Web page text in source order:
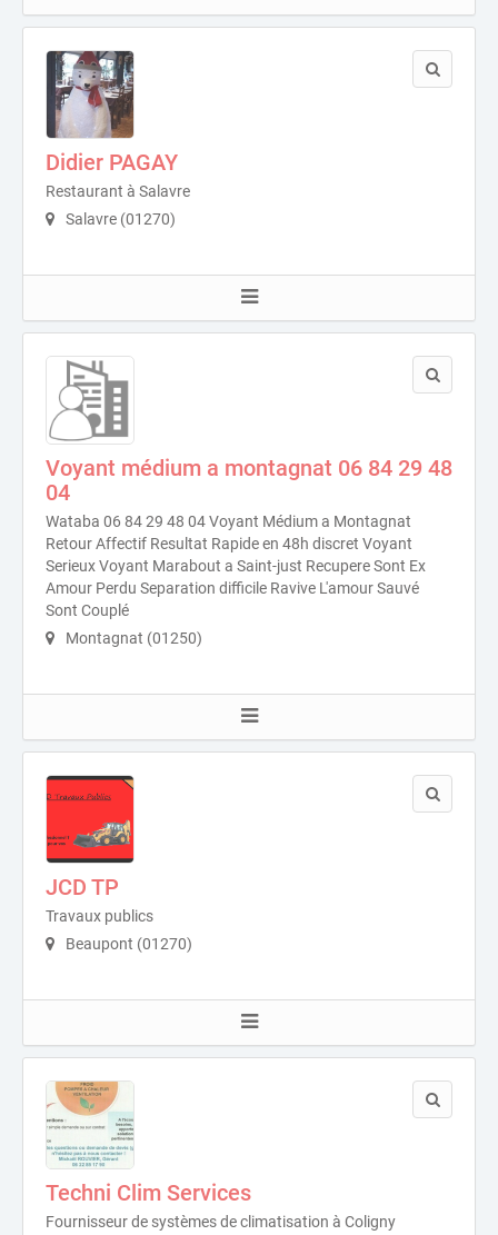
Didier PAGAY
Restaurant à Salavre
Salavre (01270)
Voyant médium a montagnat 06 84 29 48
04
Wataba 06 84 29 48 04 Voyant Médium a Montagnat
Retour Affectif Resultat Rapide en 48h discret Voyant
Serieux Voyant Marabout a Saint-just Recupere Sont Ex
Amour Perdu Separation difficile Ravive L'amour Sauvé
Sont Couplé
Montagnat (01250)
JCD TP
Travaux publics
Beaupont (01270)
Techni Clim Services
Fournisseur de systèmes de climatisation à Coligny